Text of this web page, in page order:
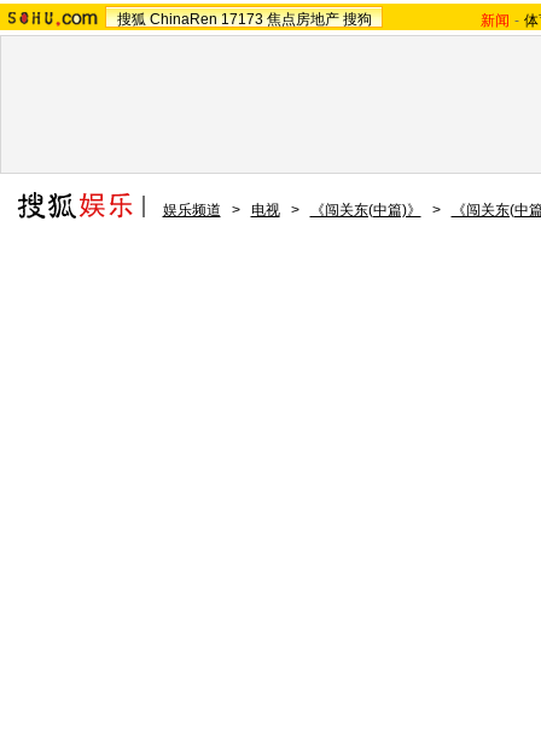
搜狐 ChinaRen 17173 焦点房地产 搜狗 新闻 -
娱乐频道 > 电视 > 《闯关东(中篇)》 > 《闯关东(中